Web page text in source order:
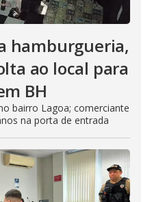
hamburgueria,
ao local para
BH
bairro Lagoa; comerciante
na porta de entrada